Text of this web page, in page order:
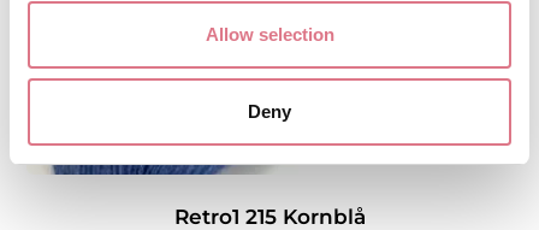
Allow selection
Deny
Retro1 215 Kornblå